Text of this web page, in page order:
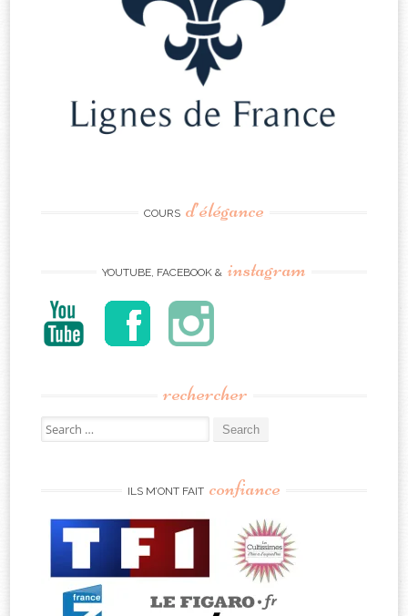
COURS d’élégance
YOUTUBE, FACEBOOK & instagram
rechercher
Search
for:
ILS M’ONT FAIT confiance